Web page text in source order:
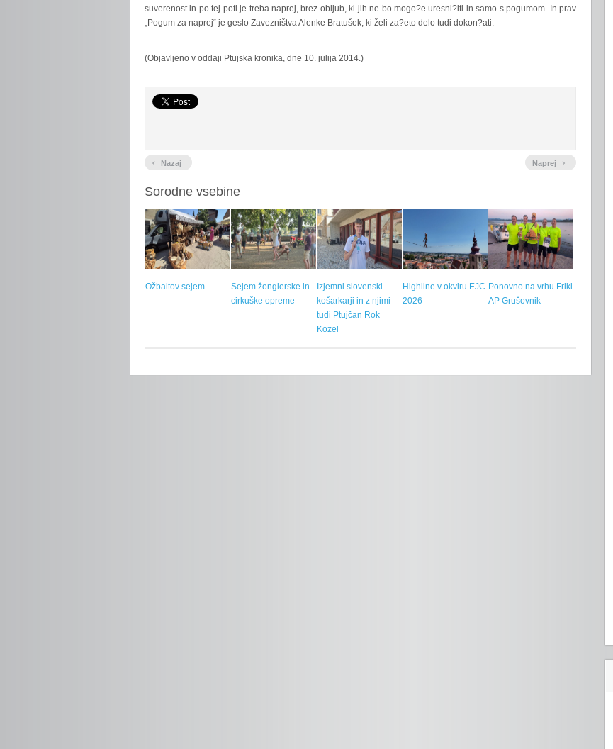
suverenost in po tej poti je treba naprej, brez obljub, ki jih ne bo mogo?e uresni?iti in samo s pogumom. In prav
„Pogum za naprej“ je geslo Zavezništva Alenke Bratušek, ki želi za?eto delo tudi dokon?ati.
(Objavljeno v oddaji Ptujska kronika, dne 10. julija 2014.)
‹ Nazaj Naprej ›
Sorodne vsebine
Ožbaltov sejem
Sejem žonglerske in
cirkuške opreme
Izjemni slovenski
košarkarji in z njimi
tudi Ptujčan Rok
Kozel
Highline v okviru EJC
2026
Ponovno na vrhu Friki
AP Grušovnik